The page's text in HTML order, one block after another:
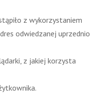
z wykorzystaniem
odwiedzanej uprzednio
z jakiej korzysta